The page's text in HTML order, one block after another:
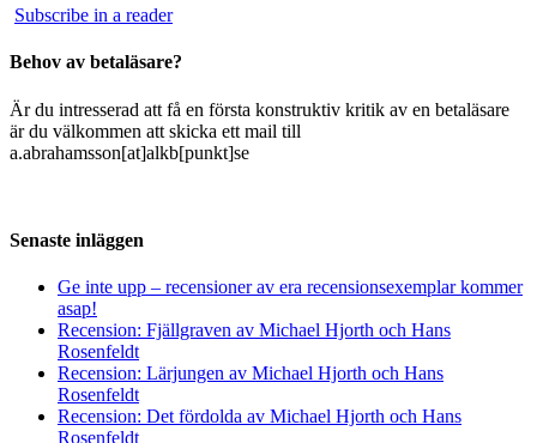
Subscribe in a reader
Behov av betaläsare?
Är du intresserad att få en första konstruktiv kritik av en betaläsare
är du välkommen att skicka ett mail till
a.abrahamsson[at]alkb[punkt]se
Senaste inläggen
Ge inte upp – recensioner av era recensionsexemplar kommer
asap!
Recension: Fjällgraven av Michael Hjorth och Hans
Rosenfeldt
Recension: Lärjungen av Michael Hjorth och Hans
Rosenfeldt
Recension: Det fördolda av Michael Hjorth och Hans
Rosenfeldt